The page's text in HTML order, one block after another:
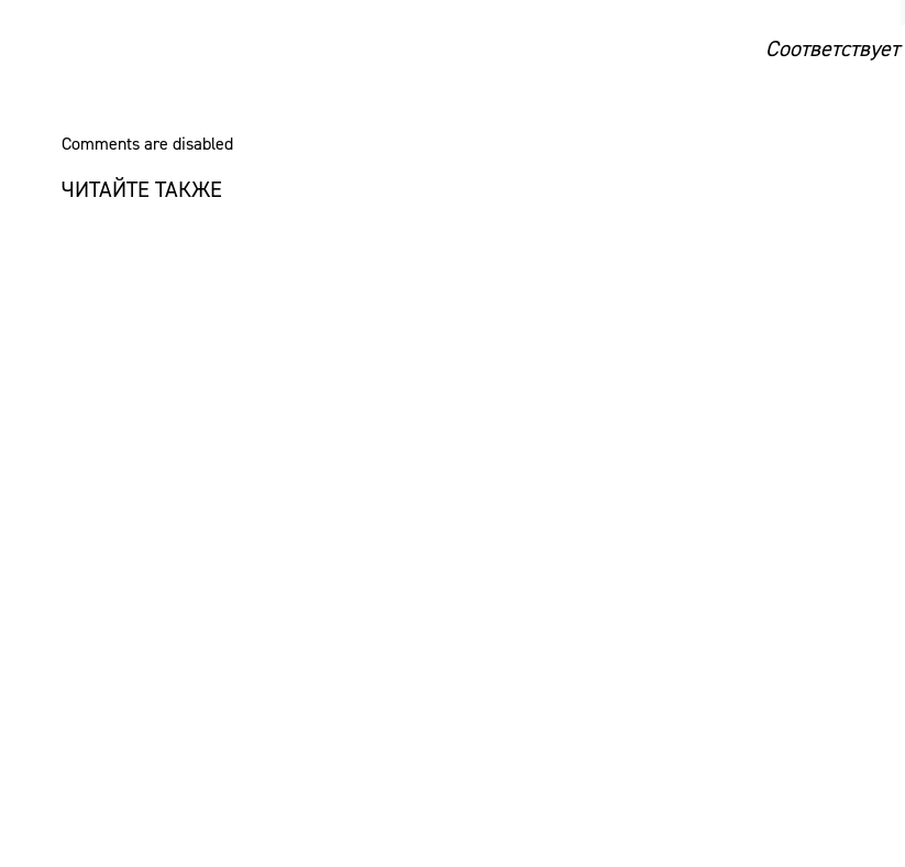
Соответствует
Comments are disabled
ЧИТАЙТЕ ТАКЖЕ